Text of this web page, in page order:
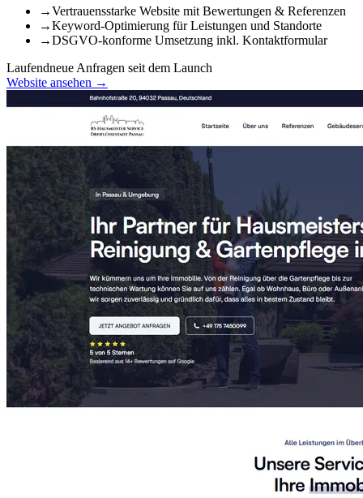
→Vertrauensstarke Website mit Bewertungen & Referenzen
→Keyword-Optimierung für Leistungen und Standorte
→DSGVO-konforme Umsetzung inkl. Kontaktformular
Laufendneue Anfragen seit dem Launch
Website ansehen →